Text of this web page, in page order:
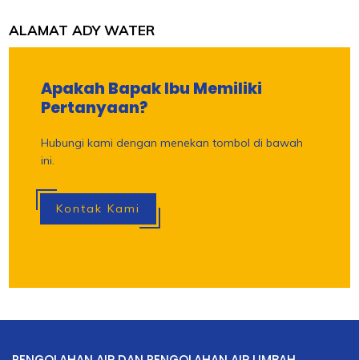
ALAMAT ADY WATER
Apakah Bapak Ibu Memiliki
Pertanyaan?
Hubungi kami dengan menekan tombol di bawah
ini.
Kontak Kami